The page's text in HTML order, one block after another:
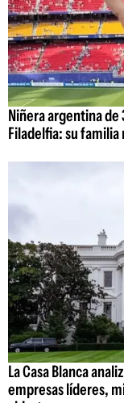
Niñera argentina de
Filadelfia: su
La Casa Blanca
empresas líderes,